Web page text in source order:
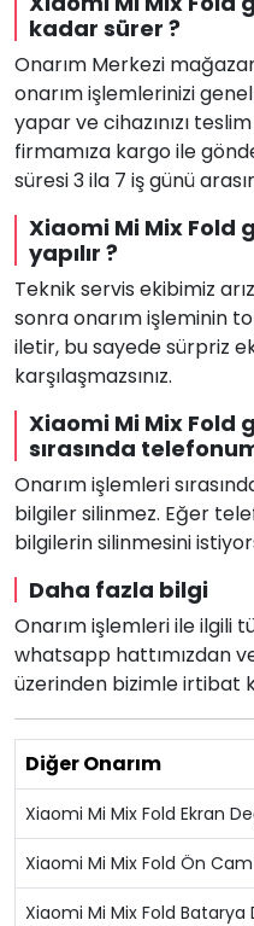
kadar sürer ?
Onarım Merkezi
onarım işlemlerinizi
yapar ve cihazınızı teslim
firmamıza kargo ile
süresi 3 ila 7 iş günü
Xiaomi Mi Mix Fold
yapılır ?
Teknik servis ekibimiz
sonra onarım işleminin
iletir, bu sayede sürpriz
karşılaşmazsınız.
Xiaomi Mi Mix Fold
sırasında
Onarım işlemleri
bilgiler silinmez. Eğer
bilgilerin silinmesini
Daha fazla bilgi
Onarım işlemleri ile ilgili
whatsapp hattımızdan
üzerinden bizimle irtibat
Diğer Onarım
Xiaomi Mi Mix Fold Ekran
Xiaomi Mi Mix Fold Ön
Xiaomi Mi Mix Fold Batarya